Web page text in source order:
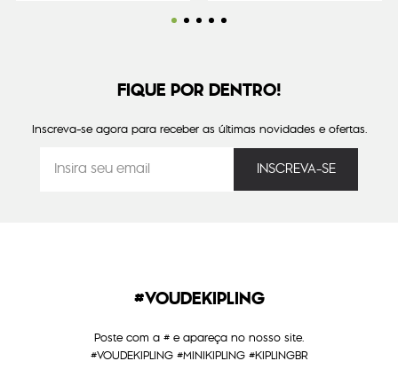
FIQUE POR DENTRO!
Inscreva-se agora para receber as últimas novidades e ofertas.
#VOUDEKIPLING
Poste com a # e apareça no nosso site.
#VOUDEKIPLING #MINIKIPLING #KIPLINGBR